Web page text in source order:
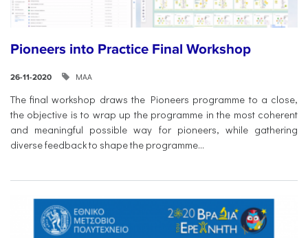
Pioneers into Practice Final Workshop
26-11-2020 ΜΑΑ
The final workshop draws the Pioneers programme to a close,
the objective is to wrap up the programme in the most coherent
and meaningful possible way for pioneers, while gathering
diverse feedback to shape the programme...